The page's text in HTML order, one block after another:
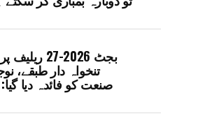
بجٹ 2026-27
تنخواہ دار طبقے،
صنعت کو فائدہ دیا